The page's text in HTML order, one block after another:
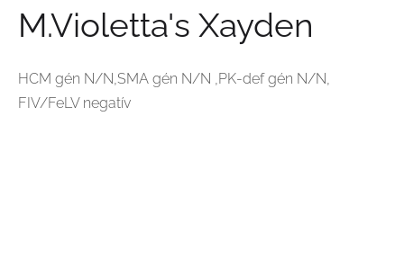
M.Violetta's Xayden
HCM gén N/N,SMA gén N/N ,PK-def gén N/N,
FIV/FeLV negatív